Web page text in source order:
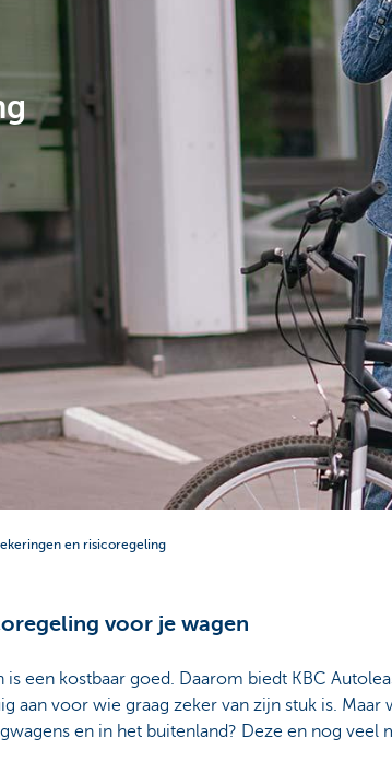
en risicoregeling
voor je wagen
is een kostbaar goed. Daarom biedt KBC
aan voor wie graag zeker van zijn stuk is. Maar
en in het buitenland? Deze en nog